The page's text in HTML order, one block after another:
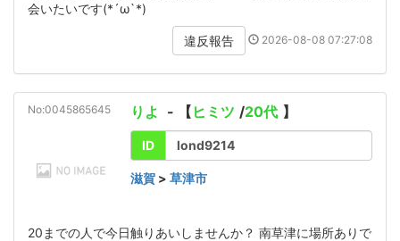
会いたいです(*´ω`*)
違反報告 2026-08-08 07:27:08
No:0045865645 りよ - 【 ヒミツ /20代 】
ID lond9214
滋賀 > 草津市
20までの人で今日触りあいしませんか？ 南草津に場所ありで